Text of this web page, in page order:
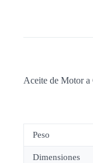
Aceite de Motor
Peso
Dimensiones